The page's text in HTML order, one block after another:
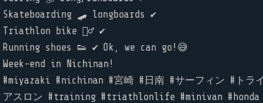
Skateboarding 🛹 longboards ✔️
Triathlon bike 🚴‍♂️ ✔️
Running shoes 👟 ✔️ Ok, we can go!😅
Week-end in Nichinan!
#miyazaki #nichinan #宮崎 #日南 #サーフィン #トラ
アスロン #training #triathlonlife #minivan #honda